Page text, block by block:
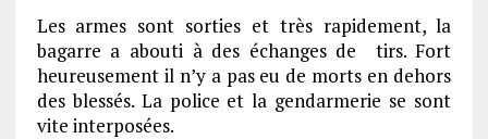
Les armes sont sorties et très rapidement, la
bagarre a abouti à des échanges de tirs. Fort
heureusement il n’y a pas eu de morts en dehors
des blessés. La police et la gendarmerie se sont
vite interposées.